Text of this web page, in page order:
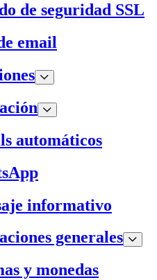
de seguridad SSL
email
automáticos
informativo
generales
y monedas